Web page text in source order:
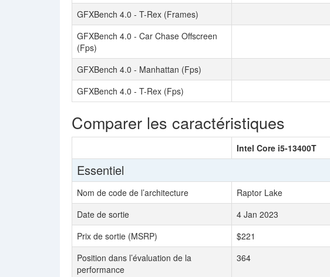
GFXBench 4.0 - T-Rex (Frames)
GFXBench 4.0 - Car Chase Offscreen
(Fps)
GFXBench 4.0 - Manhattan (Fps)
GFXBench 4.0 - T-Rex (Fps)
Comparer les caractéristiques
Intel Core i5-13400T
Essentiel
Nom de code de l’architecture Raptor Lake
Date de sortie
4 Jan 2023
Prix de sortie (MSRP)
$221
Position dans l’évaluation de la
performance
364